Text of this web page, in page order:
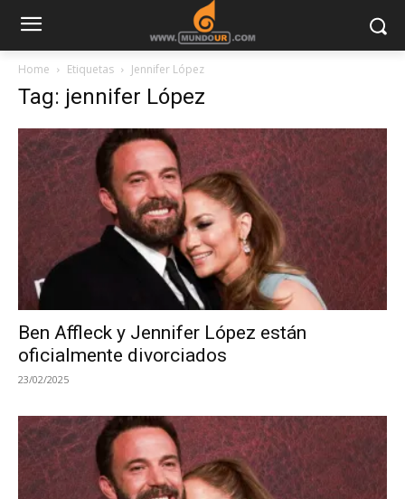
Home Etiquetas Jennifer López
Tag: jennifer López
Ben Affleck y Jennifer López están
oficialmente divorciados
23/02/2025